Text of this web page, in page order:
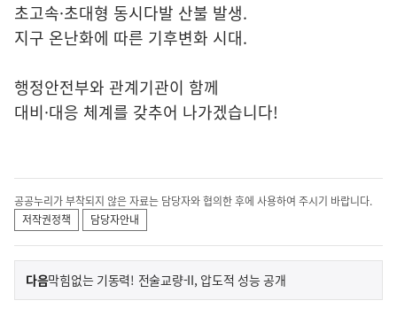
초고속·초대형 동시다발 산불 발생.
지구 온난화에 따른 기후변화 시대.
행정안전부와 관계기관이 함께
대비·대응 체계를 갖추어 나가겠습니다!
공공누리가 부착되지 않은 자료는 담당자와 협의한 후에 사용하여 주시기 바랍니다.
저작권정책
담당자안내
이
전
다음기
사
막힘없는 기동력! 전술교량-II, 압도적 성능 공개